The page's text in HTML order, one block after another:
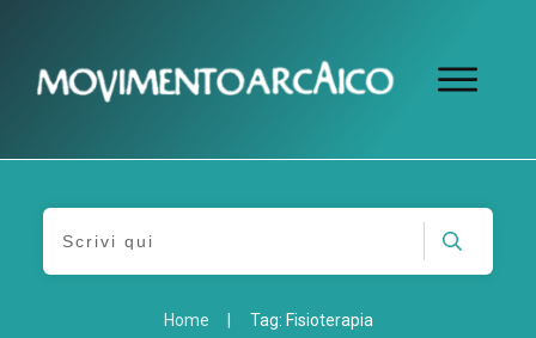
Home Tag: Fisioterapia